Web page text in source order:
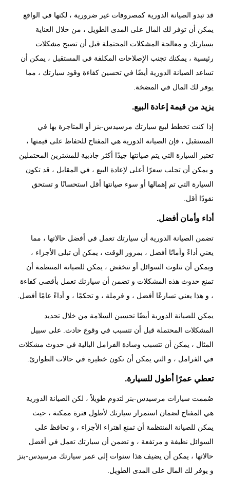
قد تبدو الصيانة الدورية كمصروفات غير ضرورية ، لكنها في الواقع
يمكن أن توفر لك المال على المدى الطويل ، من خلال العناية
بسيارتك و معالجة المشكلات المحتملة قبل أن تصبح مشكلات
رئيسية ، يمكنك تجنب الإصلاحات المكلفة في المستقبل ، يمكن أن
تساعد الصيانة الدورية أيضًا في تحسين كفاءة وقود سيارتك ، مما
يوفر لك المال في المضخة.
يزيد من قيمة إعادة البيع.
إذا كنت تخطط لبيع سيارتك مرسيدس-بنز أو المتاجرة بها في
المستقبل ، فإن الصيانة الدورية هي المفتاح للحفاظ على قيمتها ،
تعتبر السيارة التي يتم صيانتها جيدًا أكثر جاذبية للمشترين المحتملين
و يمكن أن تجلب سعرًا أعلى لإعادة البيع ، في المقابل ، قد تكون
السيارة التي تم إهمالها أو سوء صيانتها أقل استحسانًا و تستحق
نقودًا أقل.
أداء وأمان أفضل.
تضمن الصيانة الدورية أن سيارتك تعمل في أفضل حالاتها ، مما
يعني أداءً وأمانًا أفضل ، بمرور الوقت ، يمكن أن تبلى الأجزاء ،
ويمكن أن تتلوث السوائل أو تنخفض ، يمكن للصيانة المنتظمة أن
تمنع حدوث هذه المشكلات و تضمن أن سيارتك تعمل بأقصى كفاءة
، و هذا يعني تسارعًا أفضل ، و فرملة ، و تحكمًا ، و أداءً عامًا أفضل.
يمكن للصيانة الدورية أيضًا تحسين السلامة من خلال تحديد
المشكلات المحتملة قبل أن تتسبب في وقوع حادث. على سبيل
المثال ، يمكن أن تتسبب وسادة الفرامل البالية في حدوث مشكلات
في الفرامل ، و التي يمكن أن تكون خطيرة في حالات الطوارئ.
تعطي عمرًا أطول للسيارة.
صُممت سيارات مرسيدس-بنز لتدوم طويلاً ، لكن الصيانة الدورية
هي المفتاح لضمان استمرار سيارتك لأطول فترة ممكنة ، حيث
يمكن للصيانة المنتظمة أن تمنع اهتراء الأجزاء ، و تحافظ على
السوائل نظيفة و مرتفعة ، و تضمن أن سيارتك تعمل في أفضل
حالاتها ، يمكن أن يضيف هذا سنوات إلى عمر سيارتك مرسيدس-بنز
و يوفر لك المال على المدى الطويل.